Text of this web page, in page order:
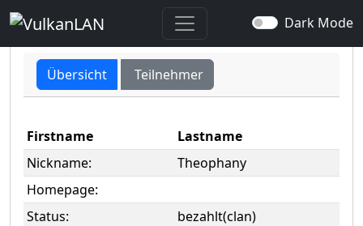
Dark Mode
user -> Theophany
Übersicht Teilnehmer
Firstname
Lastname
Nickname:
Theophany
Homepage:
Status:
bezahlt(clan)